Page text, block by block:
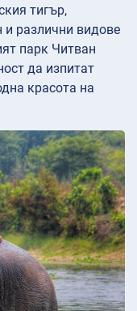
тигър,
и различни видове
парк Читван
да изпитат
красота на